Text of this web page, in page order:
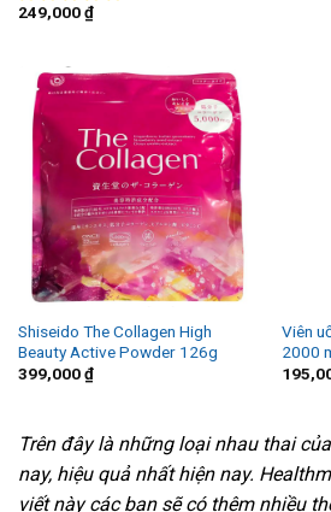
249,000₫
Shiseido The Collagen High
Beauty Active Powder 126g
399,000₫
Viên
2000
Trên đây là những loại nhau thai
nay, hiệu quả nhất hiện nay.
viết này các bạn sẽ có thêm nhiều